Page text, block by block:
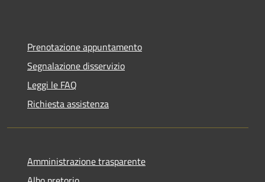
Prenotazione appuntamento
Segnalazione disservizio
Leggi le FAQ
Richiesta assistenza
Amministrazione trasparente